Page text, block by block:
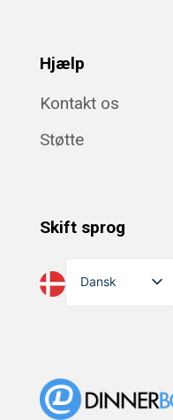
Hjælp
Kontakt os
Støtte
Skift sprog
Dansk
English
Eesti